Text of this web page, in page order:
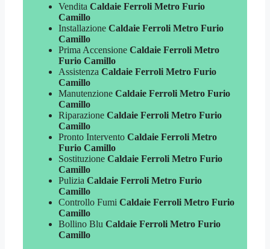
Vendita Caldaie Ferroli Metro Furio
Camillo
Installazione Caldaie Ferroli Metro Furio
Camillo
Prima Accensione Caldaie Ferroli Metro
Furio Camillo
Assistenza Caldaie Ferroli Metro Furio
Camillo
Manutenzione Caldaie Ferroli Metro Furio
Camillo
Riparazione Caldaie Ferroli Metro Furio
Camillo
Pronto Intervento Caldaie Ferroli Metro
Furio Camillo
Sostituzione Caldaie Ferroli Metro Furio
Camillo
Pulizia Caldaie Ferroli Metro Furio
Camillo
Controllo Fumi Caldaie Ferroli Metro Furio
Camillo
Bollino Blu Caldaie Ferroli Metro Furio
Camillo